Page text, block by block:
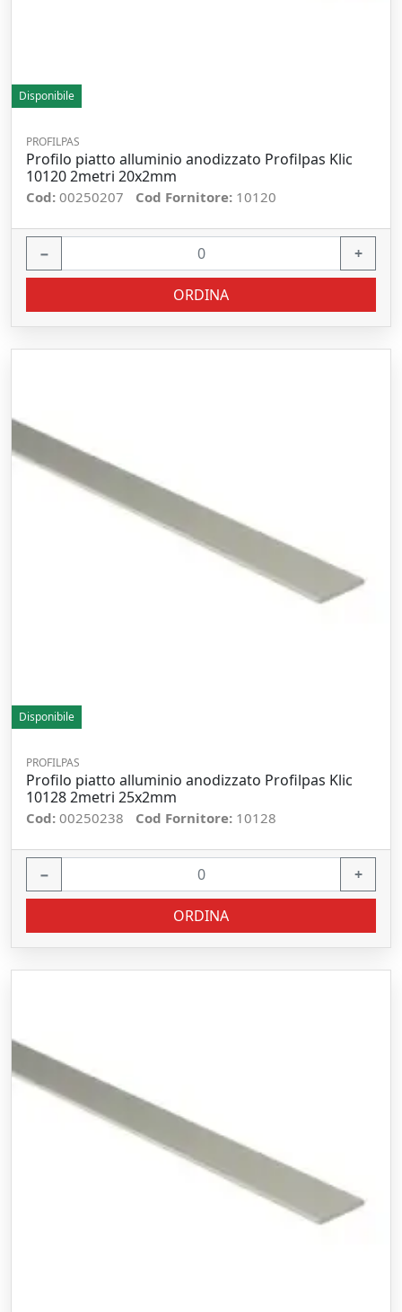
Disponibile
PROFILPAS
Profilo piatto alluminio anodizzato Profilpas Klic
10120 2metri 20x2mm
Cod: 00250207 Cod Fornitore: 10120
− +
ORDINA
Disponibile
PROFILPAS
Profilo piatto alluminio anodizzato Profilpas Klic
10128 2metri 25x2mm
Cod: 00250238 Cod Fornitore: 10128
− +
ORDINA